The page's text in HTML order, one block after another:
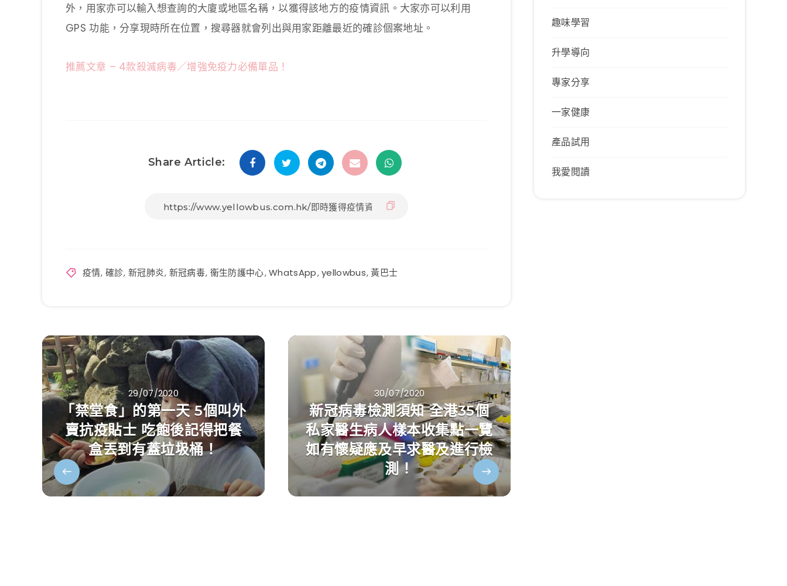
外，用家亦可以輸入想查詢的大廈或地區名稱，以獲得該地方的疫情資訊。大家亦可以利用
GPS 功能，分享現時所在位置，搜尋器就會列出與用家距離最近的確診個案地址。
推薦文章 – 4款殺滅病毒／增強免疫力必備單品！
Share Article:
疫情, 確診,新冠肺炎, 新冠病毒, 衞生防護中心,WhatsApp,yellowbus,黃巴士
29/07/2020
「禁堂食」的第一天 5個叫外
賣抗疫貼士 吃飽後記得把餐
盒丟到有蓋垃圾桶！
30/07/2020
新冠病毒檢測須知 全港35個
私家醫生病人樣本收集點一覽
如有懷疑應及早求醫及進行檢
測！
趣味學習
升學導向
專家分享
一家健康
產品試用
我愛閱讀